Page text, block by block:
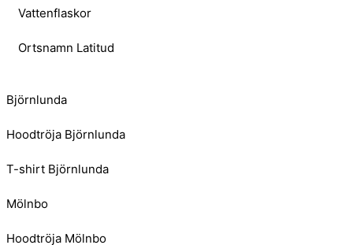
Vattenflaskor
Ortsnamn Latitud
Björnlunda
Hoodtröja Björnlunda
T-shirt Björnlunda
Mölnbo
Hoodtröja Mölnbo